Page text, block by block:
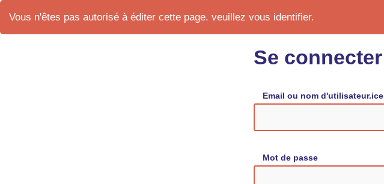
Vous n'êtes pas autorisé à éditer cette page. veuillez vous identifier.
Se connecter
Email ou nom d'utilisateur.ice
Mot de passe